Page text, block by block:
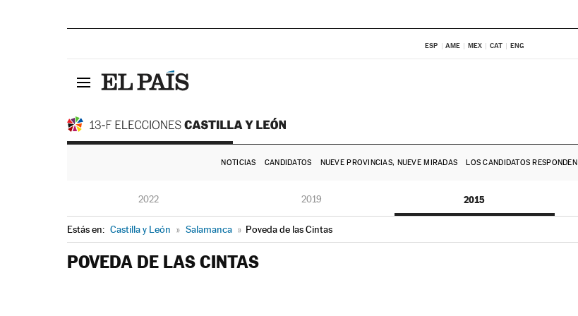
ESP AME MEX CAT ENG
NOTICIAS CANDIDATOS NUEVE PROVINCIAS, NUEVE MIRADAS LOS CANDIDATOS RESPONDEN
2022 2019 2015
Estás en: Castilla y León » Salamanca » Poveda de las Cintas
POVEDA DE LAS CINTAS